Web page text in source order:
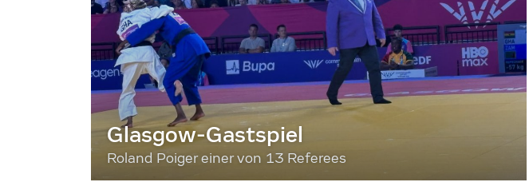
Glasgow-Gastspiel
Roland Poiger einer von 13 Referees